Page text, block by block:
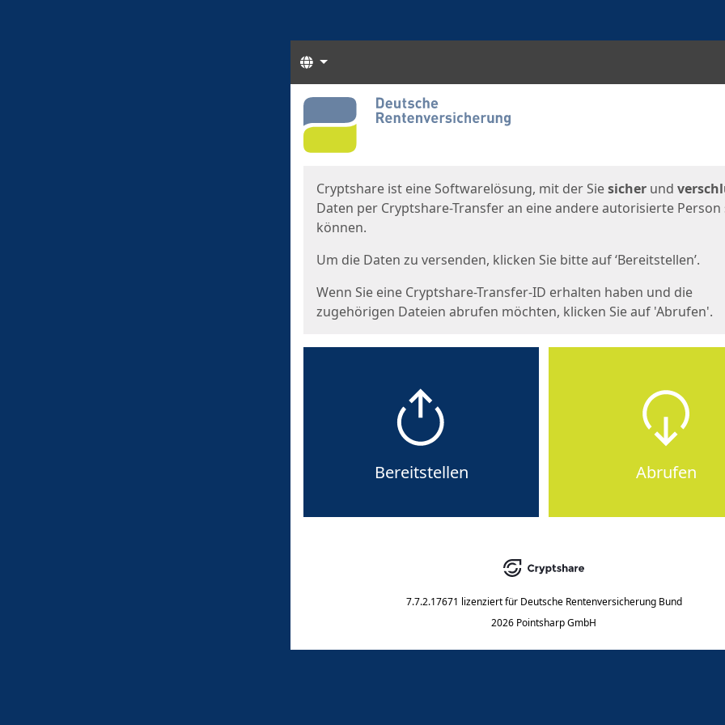
Sprachen
Start
Cryptshare ist eine Softwarelösung, mit der Siesicher und
Daten per Cryptshare-Transfer an eine andere autorisierte Person
können.
Um die Daten zu versenden, klicken Sie bitte auf ‘Bereitstellen’.
Wenn Sie eine Cryptshare-Transfer-ID erhalten haben und die
zugehörigen Dateien abrufen möchten, klicken Sie auf 'Abrufen'.
Bereitstellen Abrufen
7.7.2.17671 lizenziert für Deutsche Rentenversicherung Bund
2026 Pointsharp GmbH